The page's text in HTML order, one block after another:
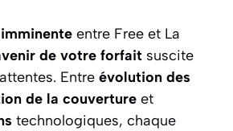
entre Free et La
de votre forfait suscite
Entre évolution des
de la couverture et
technologiques, chaque